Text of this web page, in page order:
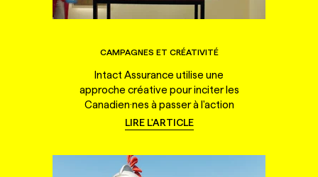
CAMPAGNES ET CRÉATIVITÉ
Intact Assurance utilise une
approche créative pour inciter les
Canadien·nes à passer à l'action
LIRE L'ARTICLE